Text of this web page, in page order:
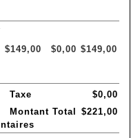
$149,00 $0,00 $149,00
Taxe
$0,00
Montant Total
$221,00